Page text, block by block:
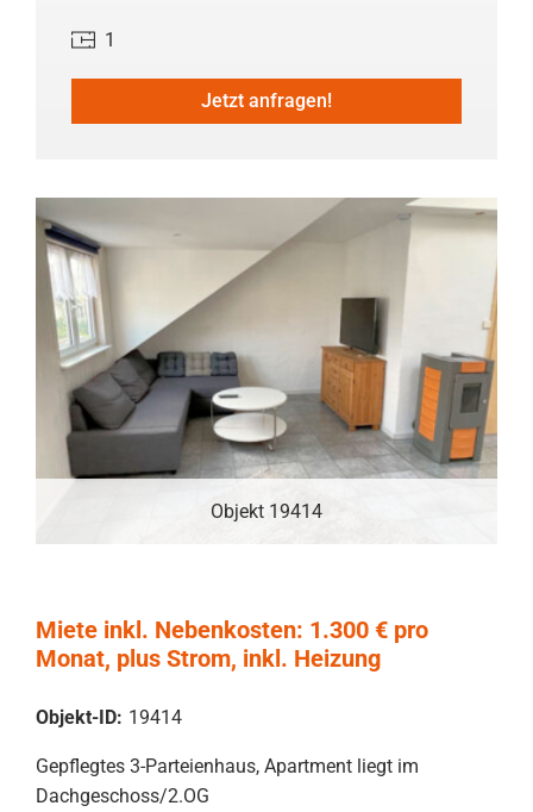
1
Jetzt anfragen!
Objekt 19414
Miete inkl. Nebenkosten: 1.300 € pro
Monat, plus Strom, inkl. Heizung
Objekt-ID: 19414
Gepflegtes 3-Parteienhaus, Apartment liegt im
Dachgeschoss/2.OG